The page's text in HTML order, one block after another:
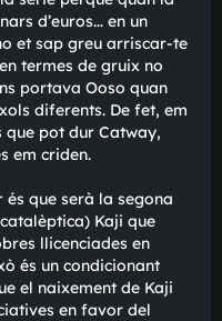
amb Cube
que vendran més i serà
Cube Arts hauria tingut
Minecraft en català,
sentit. Tant de bo aviat
perquè l'ansietat